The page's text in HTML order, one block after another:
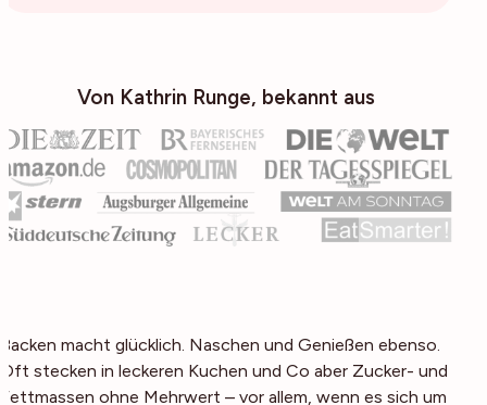
Von Kathrin Runge, bekannt aus
Backen macht glücklich. Naschen und Genießen ebenso.
Oft stecken in leckeren Kuchen und Co aber Zucker- und
Fettmassen ohne Mehrwert – vor allem, wenn es sich um